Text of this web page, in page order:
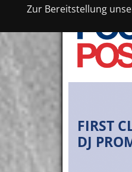
Zur Bereitstellung
FIRST
DJ